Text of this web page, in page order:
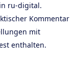
ru-digital.
Kommentar
mit
enthalten.